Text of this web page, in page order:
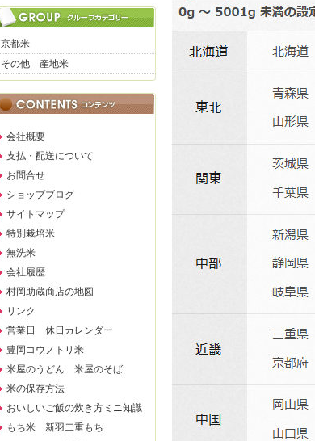
京都米
その他 産地米
会社概要
支払・配送について
お問合せ
ショップブログ
サイトマップ
特別栽培米
無洗米
会社履歴
村岡助蔵商店の地図
リンク
営業日 休日カレンダー
豊岡コウノトリ米
米屋のうどん 米屋のそば
米の保存方法
おいしいご飯の炊き方ミニ知識
もち米 新羽二重もち